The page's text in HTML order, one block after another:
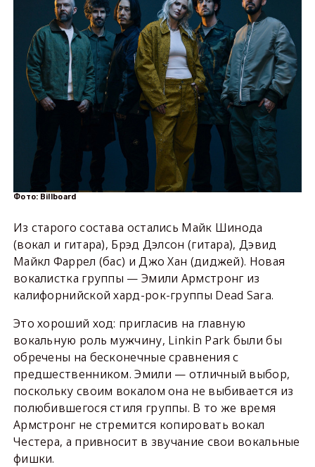
Фото: Billboard
Из старого состава остались Майк Шинода
(вокал и гитара), Брэд Дэлсон (гитара), Дэвид
Майкл Фаррел (бас) и Джо Хан (диджей). Новая
вокалистка группы — Эмили Армстронг из
калифорнийской хард-рок-группы Dead Sara.
Это хороший ход: пригласив на главную
вокальную роль мужчину, Linkin Park были бы
обречены на бесконечные сравнения с
предшественником. Эмили — отличный выбор,
поскольку своим вокалом она не выбивается из
полюбившегося стиля группы. В то же время
Армстронг не стремится копировать вокал
Честера, а привносит в звучание свои вокальные
фишки.